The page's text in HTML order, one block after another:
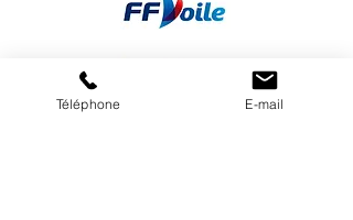
Téléphone E-mail